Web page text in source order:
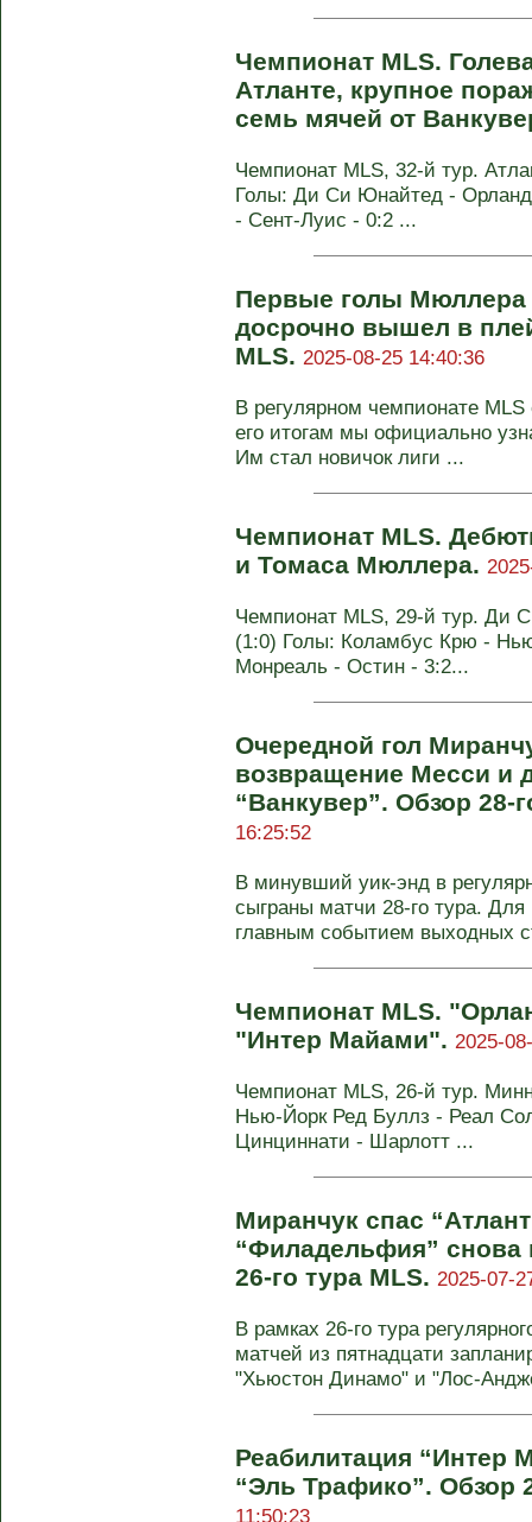
Чемпионат MLS.
Атланте, крупное
семь мячей от
Чемпионат MLS, 32-й тур.
Голы: Ди Си Юнайтед -
- Сент-Луис - 0:2 ...
Первые голы Мюллера
досрочно вышел в
MLS. 2025-08-25 14:40:36
В регулярном чемпионате
его итогам мы официально
Им стал новичок лиги ...
Чемпионат MLS.
и Томаса Мюллера.
Чемпионат MLS, 29-й тур. Ди
(1:0) Голы: Коламбус Крю -
Монреаль - Остин - 3:2...
Очередной гол
возвращение Месси и
“Ванкувер”. Обзор 28-
16:25:52
В минувший уик-энд в
сыграны матчи 28-го тура.
главным событием выходных
Чемпионат MLS.
"Интер Майами". 2025-
Чемпионат MLS, 26-й тур.
Нью-Йорк Ред Буллз - Реал
Цинциннати - Шарлотт ...
Миранчук спас
“Филадельфия” снова
26-го тура MLS. 2025-07-
В рамках 26-го тура
матчей из пятнадцати
"Хьюстон Динамо" и "Лос-
Реабилитация “Интер
“Эль Трафико”. Обзор
11:50:23